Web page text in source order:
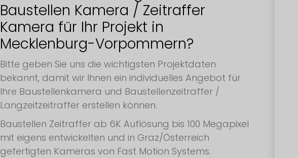
Baustellen Kamera / Zeitraffer
Kamera für Ihr Projekt in
Mecklenburg-Vorpommern?
Bitte geben Sie uns die wichtigsten Projektdaten
bekannt, damit wir Ihnen ein individuelles Angebot für
Ihre Baustellenkamera und Baustellenzeitraffer /
Langzeitzeitraffer erstellen können.
Baustellen Zeitraffer ab 6K Auflösung bis 100 Megapixel
mit eigens entwickelten und in Graz/Österreich
gefertigten Kameras von Fast Motion Systems.